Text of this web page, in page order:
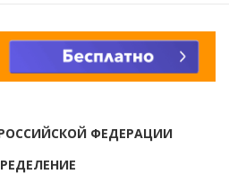
ФЕДЕРАЦИИ